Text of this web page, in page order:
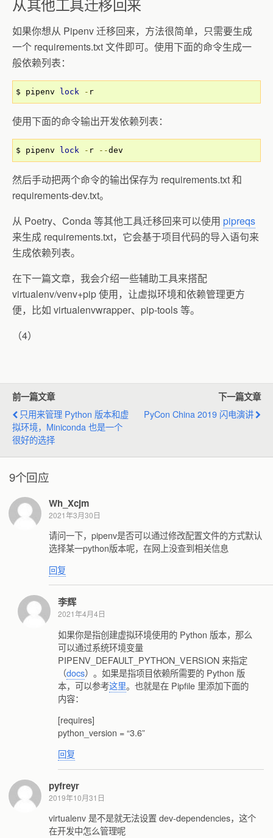
如果你想从 Pipenv 迁移回来，方法很简单，只需要生成
一个 requirements.txt 文件即可。使用下面的命令生成一
般依赖列表：
$ pipenv lock - r
使用下面的命令输出开发依赖列表：
$ pipenv lock - r --dev
然后手动把两个命令的输出保存为 requirements.txt 和
requirements-dev.txt。
从 Poetry、Conda 等其他工具迁移回来可以使用 pipreqs
来生成 requirements.txt，它会基于项目代码的导入语句来
生成依赖列表。
在下一篇文章，我会介绍一些辅助工具来搭配
virtualenv/venv+pip 使用，让虚拟环境和依赖管理更方
便，比如 virtualenvwrapper、pip-tools 等。
（4）
前一篇文章
只用来管理 Python 版本和虚
拟环境，Miniconda 也是一个
很好的选择
下一篇文章
PyCon China 2019 闪电演讲
9个回应
Wh_Xcjm
2021年3月30日
请问一下，pipenv是否可以通过修改配置文件的方式默认
选择某一python版本呢，在网上没查到相关信息
回复
李辉
2021年4月4日
如果你是指创建虚拟环境使用的 Python 版本，那么
可以通过系统环境变量
PIPENV_DEFAULT_PYTHON_VERSION 来指定
（docs）。如果是指项目依赖所需要的 Python 版
本，可以参考这里。也就是在 Pipfile 里添加下面的
内容：
[requires]
python_version = “3.6”
回复
pyfreyr
2019年10月31日
virtualenv 是不是就无法设置 dev-dependencies，这个
在开发中怎么管理呢